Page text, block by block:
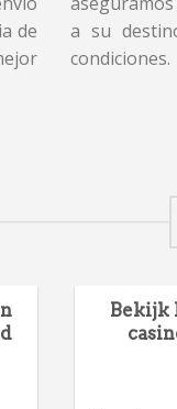
de
a su
condiciones.
Bekijk